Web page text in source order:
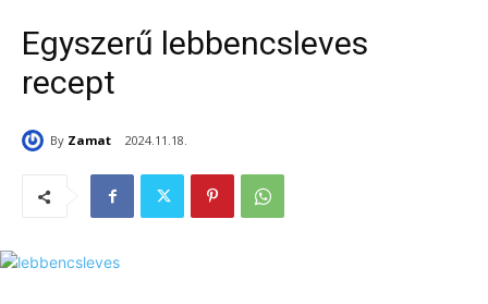
Egyszerű lebbencsleves
recept
By Zamat 2024.11.18.